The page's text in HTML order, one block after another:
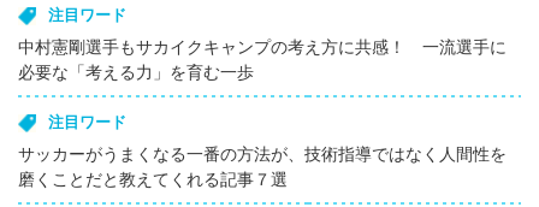
注目ワード
中村憲剛選手もサカイクキャンプの考え方に共感！ 一流選手に
必要な「考える力」を育む一歩
注目ワード
サッカーがうまくなる一番の方法が、技術指導ではなく人間性を
磨くことだと教えてくれる記事７選